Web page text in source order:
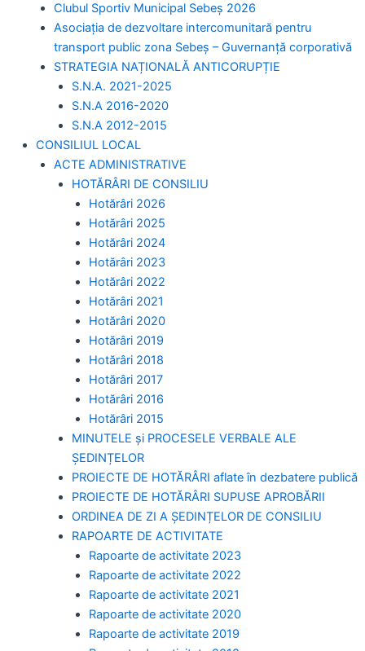
Clubul Sportiv Municipal Sebeș 2026
Asociația de dezvoltare intercomunitară pentru
transport public zona Sebeș – Guvernanță corporativă
STRATEGIA NAȚIONALĂ ANTICORUPȚIE
S.N.A. 2021-2025
S.N.A 2016-2020
S.N.A 2012-2015
CONSILIUL LOCAL
ACTE ADMINISTRATIVE
HOTĂRÂRI DE CONSILIU
Hotărâri 2026
Hotărâri 2025
Hotărâri 2024
Hotărâri 2023
Hotărâri 2022
Hotărâri 2021
Hotărâri 2020
Hotărâri 2019
Hotărâri 2018
Hotărâri 2017
Hotărâri 2016
Hotărâri 2015
MINUTELE și PROCESELE VERBALE ALE
ȘEDINȚELOR
PROIECTE DE HOTĂRÂRI aflate în dezbatere publică
PROIECTE DE HOTĂRÂRI SUPUSE APROBĂRII
ORDINEA DE ZI A ȘEDINȚELOR DE CONSILIU
RAPOARTE DE ACTIVITATE
Rapoarte de activitate 2023
Rapoarte de activitate 2022
Rapoarte de activitate 2021
Rapoarte de activitate 2020
Rapoarte de activitate 2019